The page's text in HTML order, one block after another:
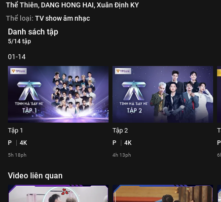
Thể Thiên, DANG HONG HAI,Xuân Định KY
Thể loại: TV show âm nhạc
Danh sách tập
5/14 tập
01-14
Tập 1
P 4K
5h 18ph
Tập 2
P 4K
4h 13ph
P
Video liên quan